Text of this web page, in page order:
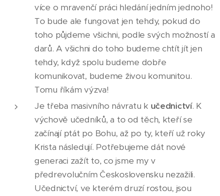
více o mravenčí práci hledání jedním jednoho!
To bude ale fungovat jen tehdy, pokud do
toho půjdeme všichni, podle svých možností a
darů. A všichni do toho budeme chtít jít jen
tehdy, když spolu budeme dobře
komunikovat, budeme živou komunitou.
Tomu říkám výzva!
Je třeba masivního návratu k učednictví. K
výchově učedníků, a to od těch, kteří se
začínají ptát po Bohu, až po ty, kteří už roky
Krista následují. Potřebujeme dát nové
generaci zažít to, co jsme my v
předrevolučním Československu nezažili.
Učednictví, ve kterém druzí rostou, jsou